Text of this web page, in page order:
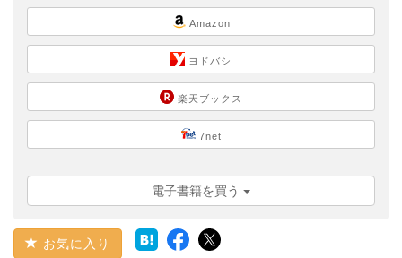
Amazon
ヨドバシ
楽天ブックス
7net
電子書籍を買う
お気に入り